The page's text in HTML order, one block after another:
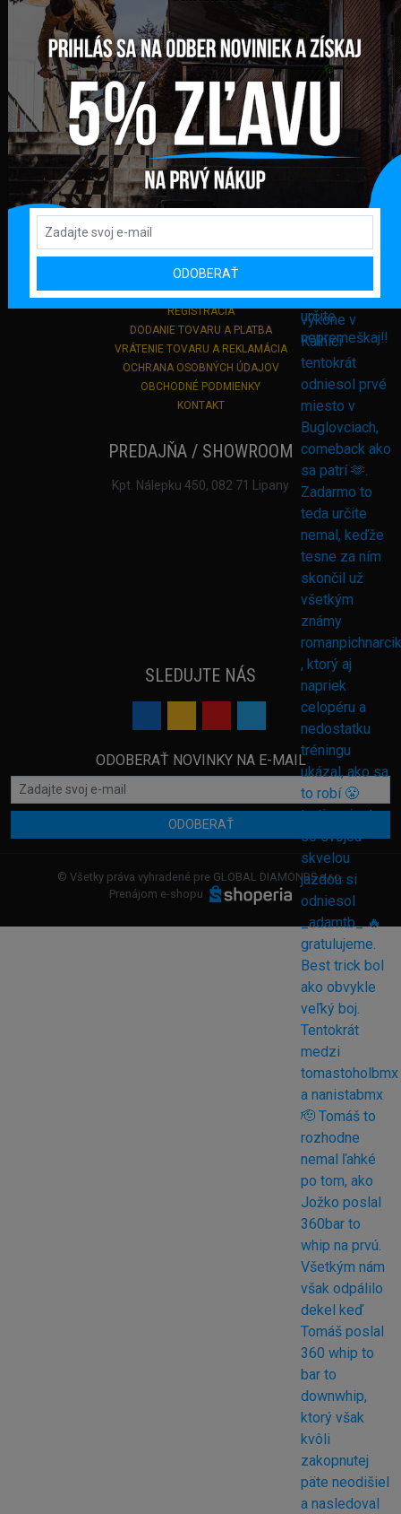
FAKTURAČNÁ ADRESA
GLOBAL DIAMONDS s. r. o.
Námestie sv. Martina 708/30
082 71 Lipany
Slovensko
+421 948 374 905
info@bmxshop.sk
Podporujeme online platby
DÔLEŽITÉ ODKAZY
PRIHLÁSENIE
REGISTRÁCIA
DODANIE TOVARU A PLATBA
VRÁTENIE TOVARU A REKLAMÁCIA
OCHRANA OSOBNÝCH ÚDAJOV
OBCHODNÉ PODMIENKY
KONTAKT
PREDAJŇA / SHOWROOM
Kpt. Nálepku 450, 082 71 Lipany
SLEDUJTE NÁS
ODOBERAŤ NOVINKY NA E-MAIL
ODOBERAŤ
© Všetky práva vyhradené pre GLOBAL DIAMONDS s.r.o.
Prenájom e-shopu
ODOBERAŤ